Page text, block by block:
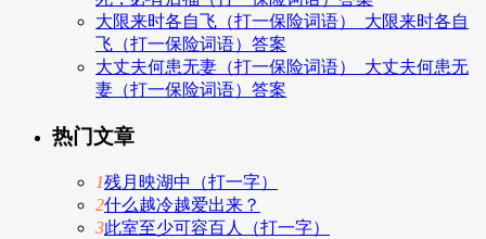
大限来时各自飞（打一保险词语）_大限来时各自
飞（打一保险词语）答案
大丈夫何患无妻（打一保险词语）_大丈夫何患无
妻（打一保险词语）答案
热门文章
1残月映湖中（打一字）
2什么越冷越爱出来？
3此室至少可容百人（打一字）